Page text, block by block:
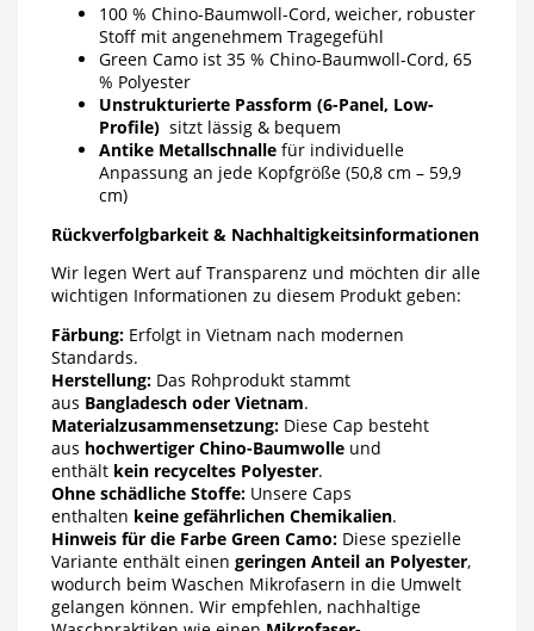
100 % Chino-Baumwoll-Cord, weicher, robuster
Stoff mit angenehmem Tragegefühl
Green Camo ist 35 % Chino-Baumwoll-Cord, 65
% Polyester
Unstrukturierte Passform (6-Panel, Low-
Profile)sitzt lässig & bequem
Antike Metallschnallefür individuelle
Anpassung an jede Kopfgröße (50,8 cm – 59,9
cm)
Rückverfolgbarkeit & Nachhaltigkeitsinformationen
Wir legen Wert auf Transparenz und möchten dir alle
wichtigen Informationen zu diesem Produkt geben:
Färbung:Erfolgt in Vietnam nach modernen
Standards.
Herstellung:Das Rohprodukt stammt
aus Bangladesch oder Vietnam.
Materialzusammensetzung:Diese Cap besteht
aus hochwertiger Chino-Baumwolleund
enthält kein recyceltes Polyester.
Ohne schädliche Stoffe:Unsere Caps
enthalten keine gefährlichen Chemikalien.
Hinweis für die Farbe Green Camo:Diese spezielle
Variante enthält einen geringen Anteil an Polyester,
wodurch beim Waschen Mikrofasern in die Umwelt
gelangen können. Wir empfehlen, nachhaltige